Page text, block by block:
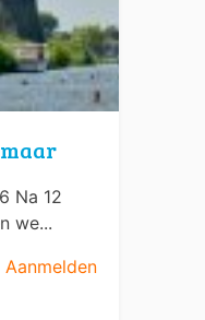
Na 12
we...
Aanmelden